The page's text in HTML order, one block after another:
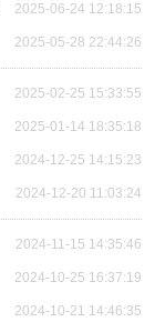
2025-06-24 12:18:15
2025-05-28 22:44:26
2025-02-25 15:33:55
2025-01-14 18:35:18
2024-12-25 14:15:23
2024-12-20 11:03:24
2024-11-15 14:35:46
2024-10-25 16:37:19
2024-10-21 14:46:35